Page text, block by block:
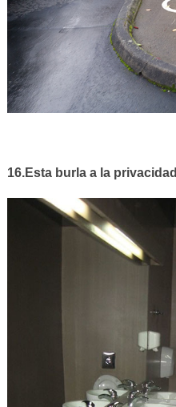
16.Esta burla a la privacidad